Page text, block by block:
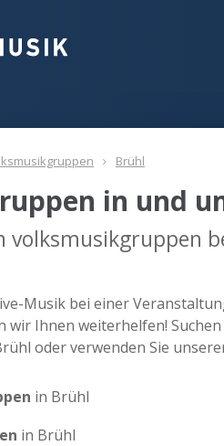
Brühl
in und
volksmusikgruppen
Musik bei einer
wir Ihnen weiterhelfen!
oder verwenden Sie
in Brühl
in Brühl